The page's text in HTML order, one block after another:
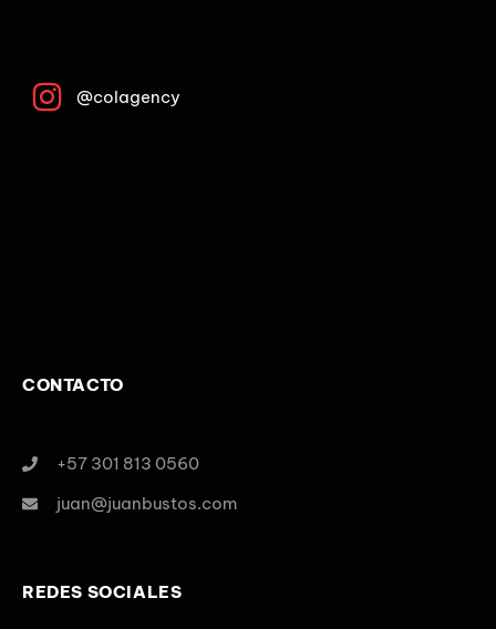
@colagency
CONTACTO
+57 301 813 0560
juan@juanbustos.com
REDES SOCIALES